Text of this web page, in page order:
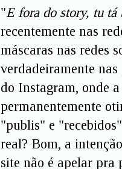
"E fora do story, tu tá
recentemente nas
máscaras nas redes
verdadeiramente
do Instagram, onde
permanentemente
"publis" e
real? Bom, a
site não é apelar